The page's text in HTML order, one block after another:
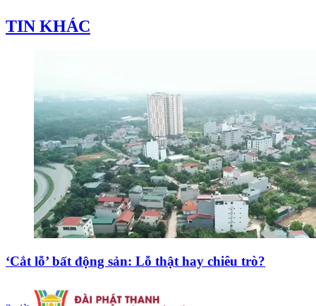
TIN KHÁC
‘Cắt lỗ’ bất động sản: Lỗ thật hay chiêu trò?